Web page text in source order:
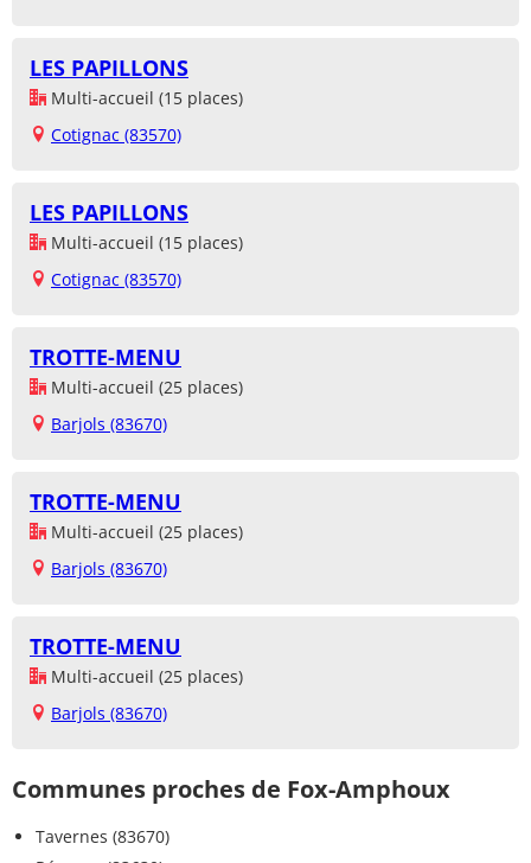
LES PAPILLONS
Multi-accueil (15 places)
Cotignac (83570)
LES PAPILLONS
Multi-accueil (15 places)
Cotignac (83570)
TROTTE-MENU
Multi-accueil (25 places)
Barjols (83670)
TROTTE-MENU
Multi-accueil (25 places)
Barjols (83670)
TROTTE-MENU
Multi-accueil (25 places)
Barjols (83670)
Communes proches de Fox-Amphoux
Tavernes (83670)